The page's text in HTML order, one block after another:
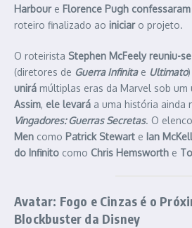
Harboure Florence Pugh confessaram
roteiro finalizado ao iniciaro projeto.
O roteirista Stephen McFeely reuniu-se
(diretores de Guerra Infinitae Ultimato
unirá múltiplas eras da Marvel sob
Assim, ele levará a uma história ainda
Vingadores: Guerras Secretas. O elenco
Men como Patrick Stewart e Ian
do Infinito como Chris Hemsworth e
Avatar: Fogo e Cinzas é o
Blockbuster da Disney